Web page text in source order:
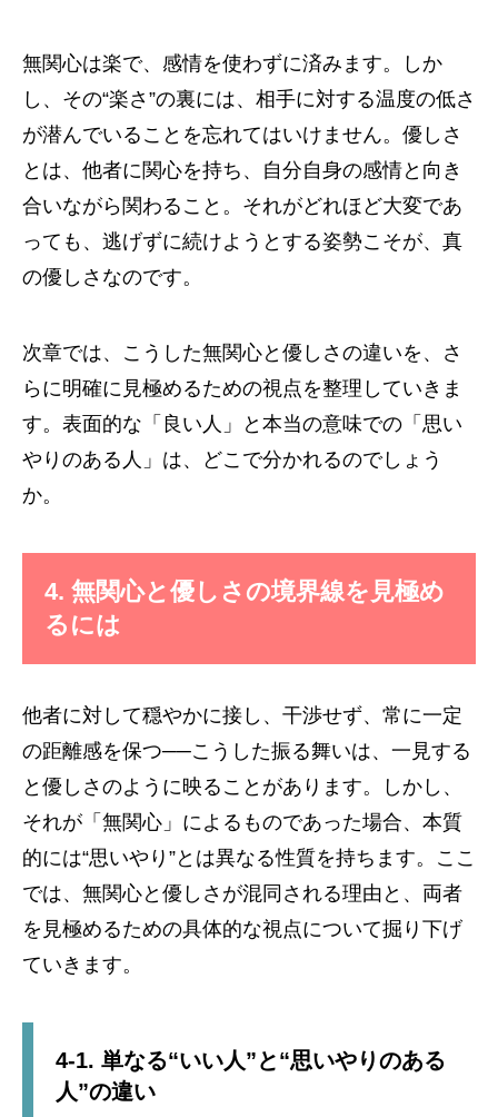
無関心は楽で、感情を使わずに済みます。しか
し、その“楽さ”の裏には、相手に対する温度の低さ
が潜んでいることを忘れてはいけません。優しさ
とは、他者に関心を持ち、自分自身の感情と向き
合いながら関わること。それがどれほど大変であ
っても、逃げずに続けようとする姿勢こそが、真
の優しさなのです。
次章では、こうした無関心と優しさの違いを、さ
らに明確に見極めるための視点を整理していきま
す。表面的な「良い人」と本当の意味での「思い
やりのある人」は、どこで分かれるのでしょう
か。
4. 無関心と優しさの境界線を見極め
るには
他者に対して穏やかに接し、干渉せず、常に一定
の距離感を保つ──こうした振る舞いは、一見する
と優しさのように映ることがあります。しかし、
それが「無関心」によるものであった場合、本質
的には“思いやり”とは異なる性質を持ちます。ここ
では、無関心と優しさが混同される理由と、両者
を見極めるための具体的な視点について掘り下げ
ていきます。
4-1. 単なる“いい人”と“思いやりのある
人”の違い